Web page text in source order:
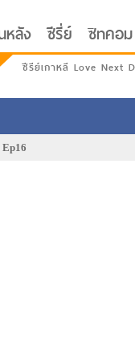
หลัง ซีรี่ย์ ซิทคอม
ซีรีย์เกาหลี Love Next
Ep16